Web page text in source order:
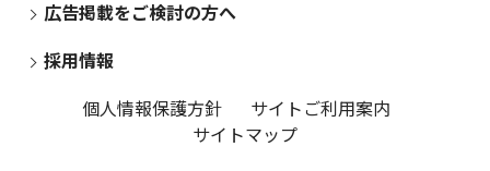
広告掲載をご検討の方へ
採用情報
個人情報保護方針
サイトご利用案内
サイトマップ